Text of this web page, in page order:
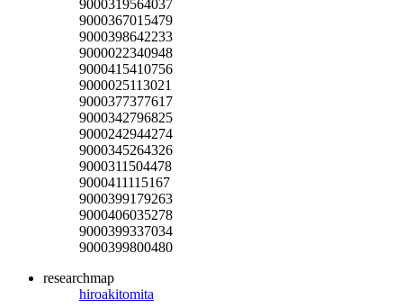
9000319564037
9000367015479
9000398642233
9000022340948
9000415410756
9000025113021
9000377377617
9000342796825
9000242944274
9000345264326
9000311504478
9000411115167
9000399179263
9000406035278
9000399337034
9000399800480
researchmap
hiroakitomita